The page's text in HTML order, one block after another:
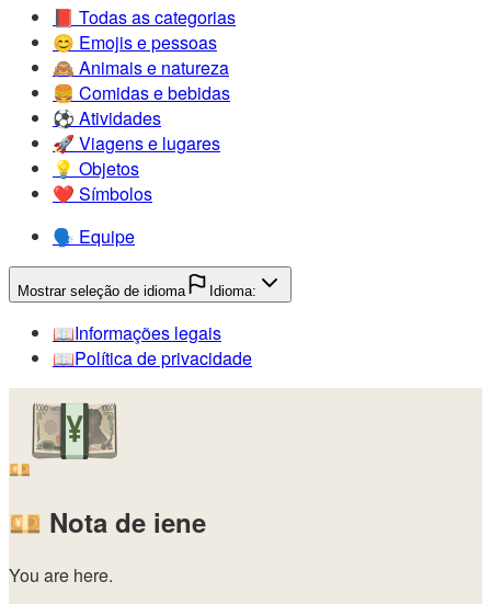
📕️ Todas as categorias
😊️ Emojis e pessoas
🙈️ Animais e natureza
🍔️ Comidas e bebidas
⚽️ Atividades
🚀️ Viagens e lugares
💡️ Objetos
❤️ Símbolos
🗣️ Equipe
Mostrar seleção de idioma Idioma:
📖️Informações legais
📖️Política de privacidade
💴
💴 Nota de iene
You are here.